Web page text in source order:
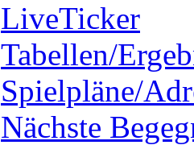
LiveTicker
Tabellen/
Spielpläne/
Nächste